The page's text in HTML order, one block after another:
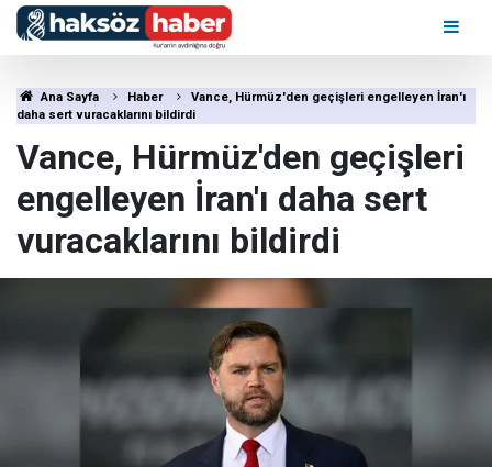
Ana Sayfa Haber
Vance, Hürmüz'den geçişleri engelleyen İran'ı
daha sert vuracaklarını bildirdi
Vance, Hürmüz'den geçişleri
engelleyen İran'ı daha sert
vuracaklarını bildirdi